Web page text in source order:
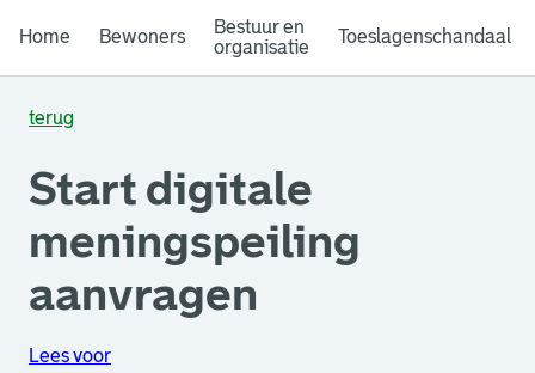
Home Bewoners
Bestuur en
organisatie
Toeslagenschandaal
terug
Start digitale
meningspeiling
aanvragen
Lees voor